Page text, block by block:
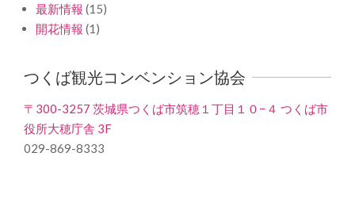
最新情報 (15)
開花情報 (1)
つくば観光コンベンション協会
〒300-3257 茨城県つくば市筑穂１丁目１０−４ つくば市
役所大穂庁舎 3F
029-869-8333